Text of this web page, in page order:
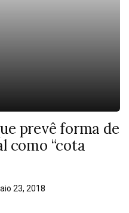
prevê forma de
como “cota
23, 2018